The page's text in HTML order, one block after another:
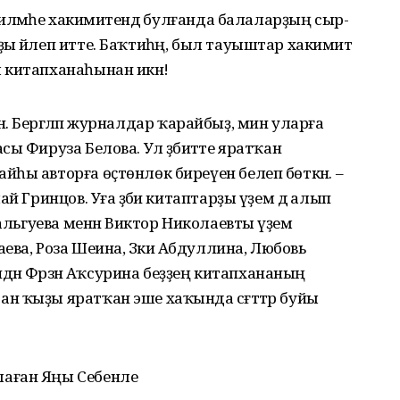
хакимиәтендә булғанда балаларҙың сыр-
йәлеп итте. Баҡтиһәң, был тауыштар хакимиәт
икән!
Бергәләп журналдар ҡарайбыҙ, мин уларға
Белова. Ул әҙәбиәтте яратҡан
авторға өҫтөнлөк биреүен белеп бөткән. –
Уға әҙәби китаптарҙы үҙем дә алып
менән Виктор Николаевты әүҙем
Роза Шеина, Зәкиә Абдуллина, Любовь
Фәрзәнә Аҡсурина беҙҙең китапхананың
яратҡан эше хаҡында сәғәттәр буйы
Яңы Себенле